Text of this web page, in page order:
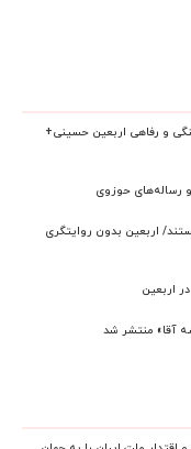
فرهنگی و رفاهی اربعین حسینی+
و رساله‌های حوزوی
اربعین بدون روایتگری
اربعین
آقا» منتشر شد